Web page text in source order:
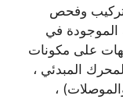
وفحص
الموجودة في
على مكونات
المبدئي ،
،